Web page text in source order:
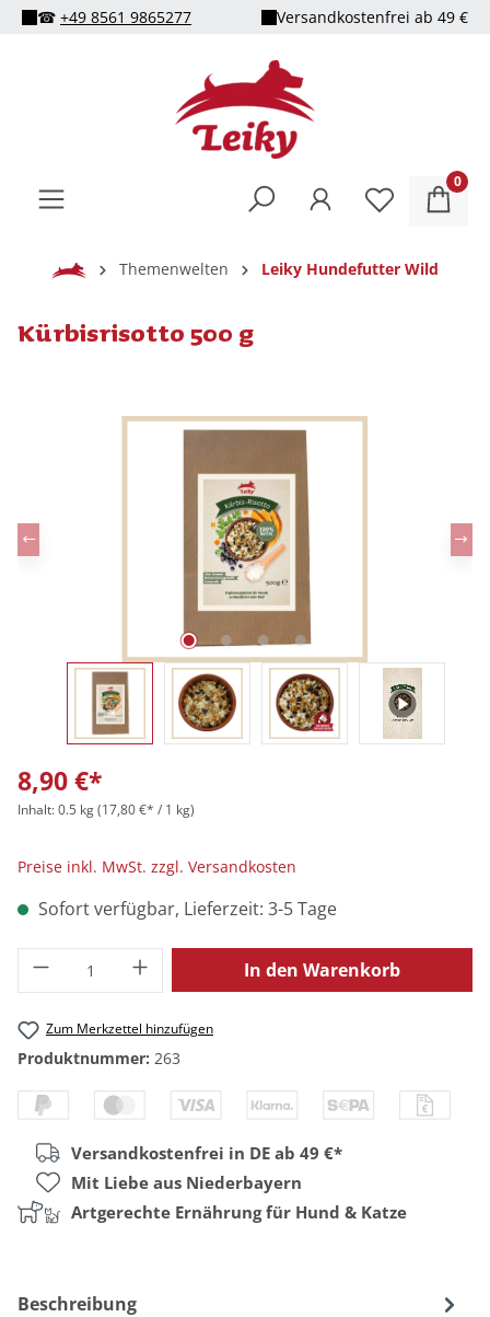
springen
☎ +49 8561 9865277 Versandkostenfrei ab 49 €
0
HomeThemenwelten Leiky Hundefutter Wild
Kürbisrisotto 500 g
Bildergalerie überspringen
8,90 €*
Inhalt:0.5 kg(17,80 €* / 1 kg)
Preise inkl. MwSt. zzgl. Versandkosten
Sofort verfügbar, Lieferzeit: 3-5 Tage
Produkt Anzahl: Gib den gewünschten
In den Warenkorb
Zum Merkzettel hinzufügen
Produktnummer: 263
Versandkostenfrei in DE ab 49 €*
Mit Liebe aus Niederbayern
Artgerechte Ernährung für Hund & Katze
Beschreibung